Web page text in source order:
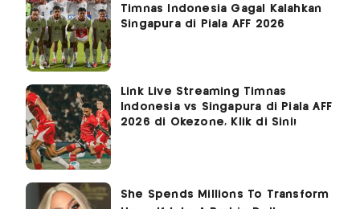
Timnas Indonesia Gagal Kalahkan
Singapura di Piala AFF 2026
Link Live Streaming Timnas
Indonesia vs Singapura di Piala AFF
2026 di Okezone, Klik di Sini!